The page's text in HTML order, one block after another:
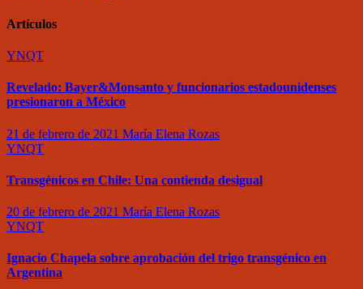
Artículos
YNQT
Revelado: Bayer&Monsanto y funcionarios estadounidenses
presionaron a México
21 de febrero de 2021 María Elena Rozas
YNQT
Transgénicos en Chile: Una contienda desigual
20 de febrero de 2021 María Elena Rozas
YNQT
Ignacio Chapela sobre aprobación del trigo transgénico en
Argentina